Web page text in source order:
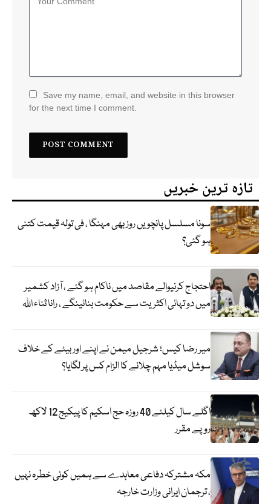
Save my name, email, and website in this browser
for the next time I comment.
تازہ ترین خبریں
سونا مسلسل پانچویں روز بھی مہنگا ، فی تولہ قیمت کتنی
ہو گئی؟
احتجاج کرنیوالے مقاصد میں ناکام ہو گئے ، آزاد کشمیر
میں دو تہائی اکثریت سے حکومت بنائینگے ، رانا ثناء اللہ
میر رضا کیس؛ شرجیل میمن نے اپنے اور بیٹے کے خلاف
سوشل میڈیا مہم چلانے کا الزام کس پر لگایا؟
اگلے سال کیلئے 40 روزہ حج اسکیم کا پیکیج 12 لاکھ
روپے مقرر
مکہ مشترکہ دفاعی معاہدے سے ہمیں کوئی خطرہ نہیں
، ترجمان ایرانی وزارت خارجہ